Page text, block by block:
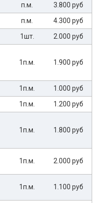
п.м.
3.800 руб
п.м.
4.300 руб
1шт.
2.000 руб
1п.м. 1.900 руб
1п.м.
1.000 руб
1п.м.
1.200 руб
1п.м. 1.800 руб
1п.м. 2.000 руб
1п.м. 1.100 руб